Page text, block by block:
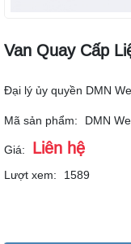
Van Quay Cấp
Đại lý ủy quyền DMN
Mã sản phẩm: DMN
Giá: Liên hệ
Lượt xem: 1589